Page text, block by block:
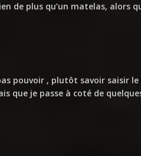
de plus qu’un matelas, alors
pouvoir , plutôt savoir saisir le
que je passe à coté de